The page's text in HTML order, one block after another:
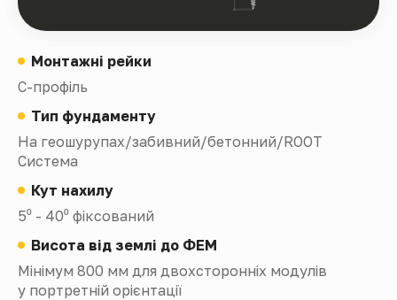
Монтажні рейки
С-профіль
Тип фундаменту
На геошурупах/забивний/бетонний/ROOT
Система
Кут нахилу
5⁰ - 40⁰ фіксований
Висота від землі до ФЕМ
Мінімум 800 мм для двохсторонніх модулів
у портретній орієнтації